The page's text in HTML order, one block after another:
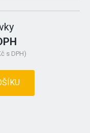
s DPH)